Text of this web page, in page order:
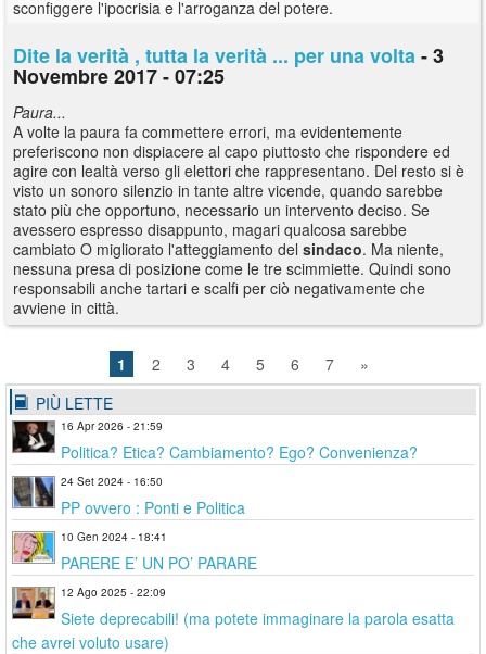
sconfiggere l'ipocrisia e l'arroganza del potere.
Dite la verità , tutta la verità ... per una volta- 3
Novembre 2017 - 07:25
Paura...
A volte la paura fa commettere errori, ma evidentemente
preferiscono non dispiacere al capo piuttosto che rispondere ed
agire con lealtà verso gli elettori che rappresentano. Del resto si è
visto un sonoro silenzio in tante altre vicende, quando sarebbe
stato più che opportuno, necessario un intervento deciso. Se
avessero espresso disappunto, magari qualcosa sarebbe
cambiato O migliorato l'atteggiamento del sindaco. Ma niente,
nessuna presa di posizione come le tre scimmiette. Quindi sono
responsabili anche tartari e scalfi per ciò negativamente che
avviene in città.
1 2 3 4 5 6 7
»
PIÙ LETTE
16 Apr 2026 - 21:59
Politica? Etica? Cambiamento? Ego? Convenienza?
24 Set 2024 - 16:50
PP ovvero : Ponti e Politica
10 Gen 2024 - 18:41
PARERE E’ UN PO’ PARARE
12 Ago 2025 - 22:09
Siete deprecabili! (ma potete immaginare la parola esatta
che avrei voluto usare)